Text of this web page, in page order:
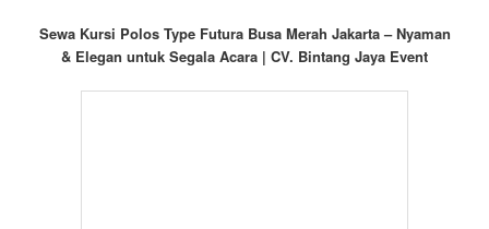
Sewa Kursi Polos Type Futura Busa Merah Jakarta – Nyaman
& Elegan untuk Segala Acara | CV. Bintang Jaya Event